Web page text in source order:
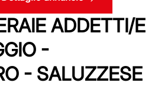
ADDETTI/E
-
- SALUZZESE